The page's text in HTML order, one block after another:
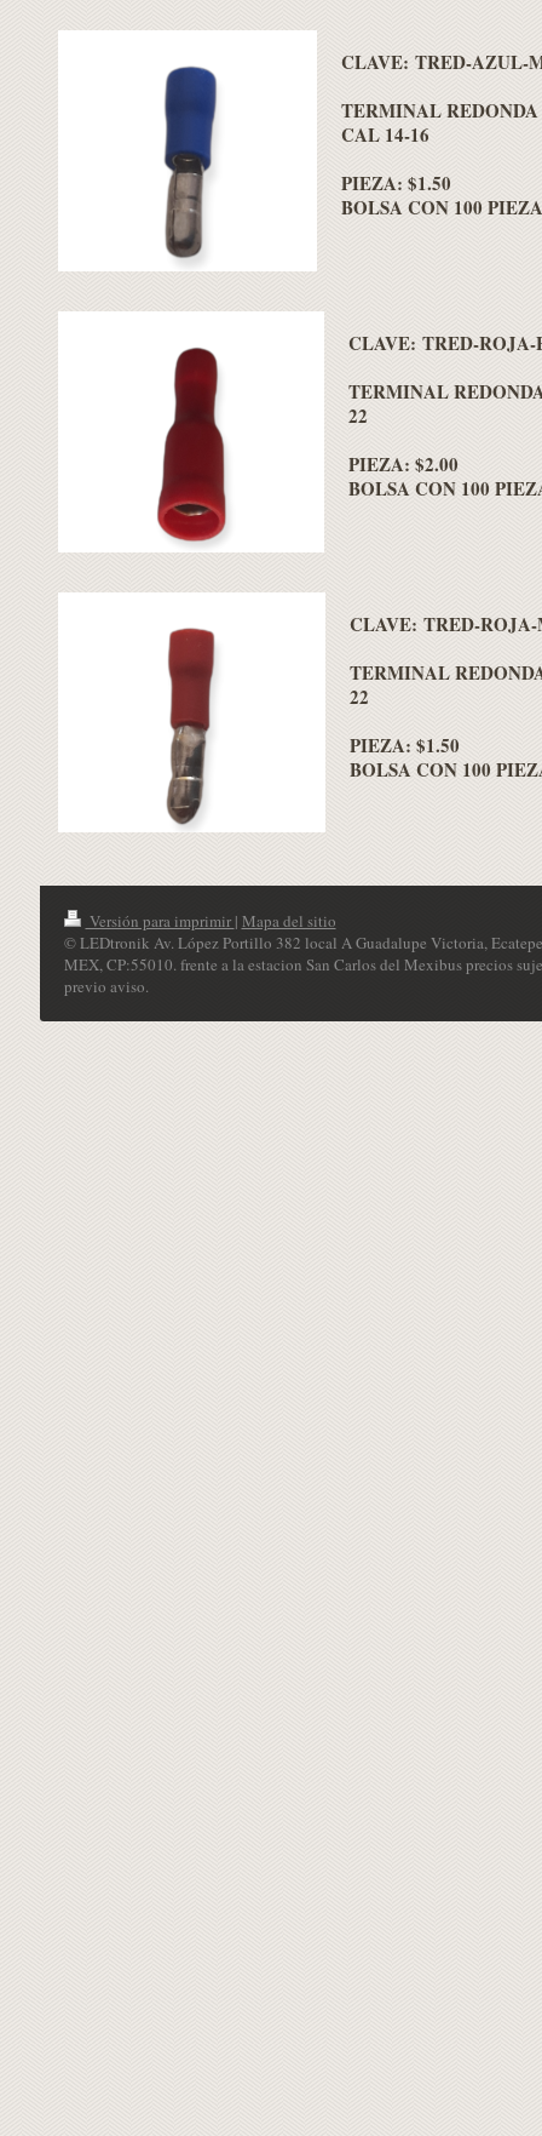
CLAVE: TRED-AZUL-
TERMINAL
CAL 14-16
PIEZA: $1.50
BOLSA CON 100
CLAVE: TRED-ROJA-
TERMINAL
22
PIEZA: $2.00
BOLSA CON 100
CLAVE: TRED-
TERMINAL
22
PIEZA: $1.50
BOLSA CON 100
Versión para imprimir | Mapa del sitio
© LEDtronik Av. López Portillo 382 local A Guadalupe Victoria,
MEX, CP:55010. frente a la estacion San Carlos del Mexibus precios
previo aviso.